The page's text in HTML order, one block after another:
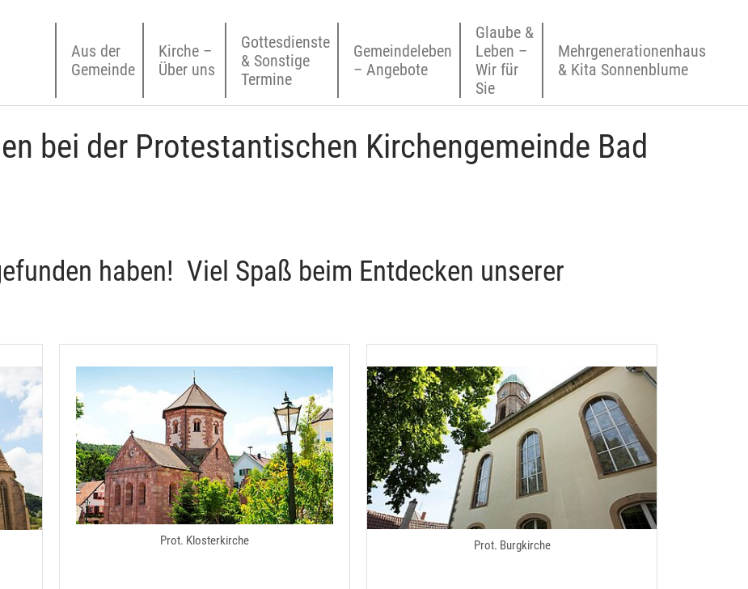
Aus der
Gemeinde
Kirche –
Über uns
Gottesdienste
& Sonstige
Termine
Gemeindeleben
– Angebote
Glaube &
Leben –
Wir für
Sie
Mehrgenerationenhaus
& Kita Sonnenblume
bei der Protestantischen Kirchengemeinde Bad
haben! Viel Spaß beim Entdecken unserer
Prot. Klosterkirche Prot. Burgkirche